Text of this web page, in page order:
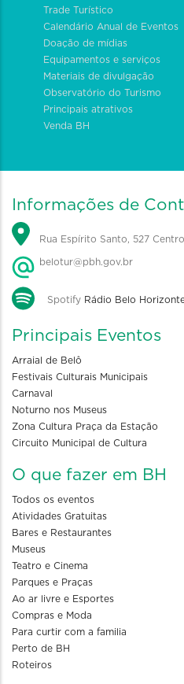
Trade Turístico
Calendário Anual de Eventos
Doação de mídias
Equipamentos e serviços
Materiais de divulgação
Observatório do Turismo
Principais atrativos
Venda BH
Informações de
Rua Espírito Santo, 527
belotur@pbh.gov.br
Spotify Rádio Belo
Principais Eventos
Arraial de Belô
Festivais Culturais Municipais
Carnaval
Noturno nos Museus
Zona Cultura Praça da Estação
Circuito Municipal de Cultura
O que fazer em BH
Todos os eventos
Atividades Gratuitas
Bares e Restaurantes
Museus
Teatro e Cinema
Parques e Praças
Ao ar livre e Esportes
Compras e Moda
Para curtir com a familia
Perto de BH
Roteiros